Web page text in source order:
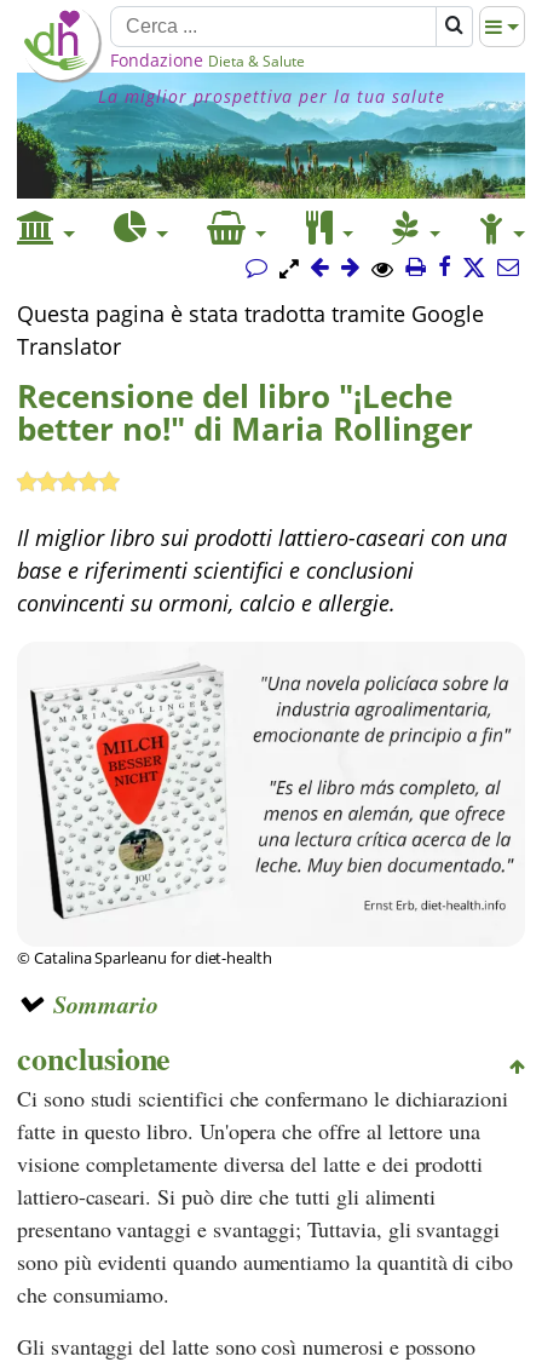
Fondazione Dieta & Salute
La miglior prospettiva per la tua salute
Questa pagina è stata tradotta tramite Google
Translator
Recensione del libro "¡Leche
better no!" di Maria Rollinger
Il miglior libro sui prodotti lattiero-caseari con una
base e riferimenti scientifici e conclusioni
convincenti su ormoni, calcio e allergie.
© Catalina Sparleanu for diet-health
Sommario
conclusione
Ci sono studi scientifici che confermano le dichiarazioni
fatte in questo libro. Un'opera che offre al lettore una
visione completamente diversa del latte e dei prodotti
lattiero-caseari. Si può dire che tutti gli alimenti
presentano vantaggi e svantaggi; Tuttavia, gli svantaggi
sono più evidenti quando aumentiamo la quantità di cibo
che consumiamo.
Gli svantaggi del latte sono così numerosi e possono